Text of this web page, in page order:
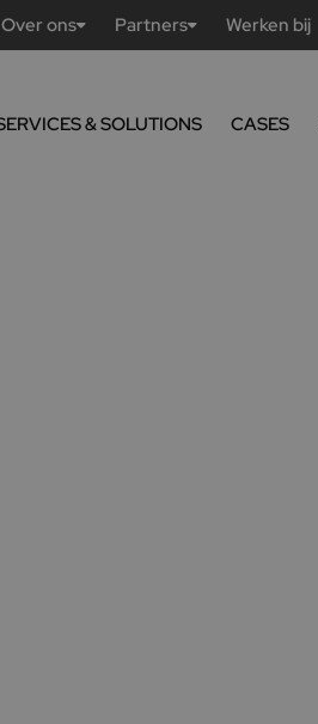
Over ons Partners Werken bij
& SOLUTIONS CASES